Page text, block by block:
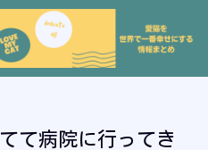
て病院に行ってき